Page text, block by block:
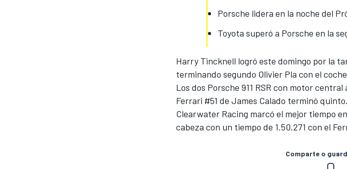
Porsche lidera en la noche del
Toyota superó a Porsche en la
Harry Tincknell logró este domingo por la
terminando segundo Olivier Pla con el
Los dos Porsche 911 RSR con motor
Ferrari #51 de James Calado terminó quinto.
Clearwater Racing marcó el mejor tiempo
cabeza con un tiempo de 1.50.271 con el
Comparte o